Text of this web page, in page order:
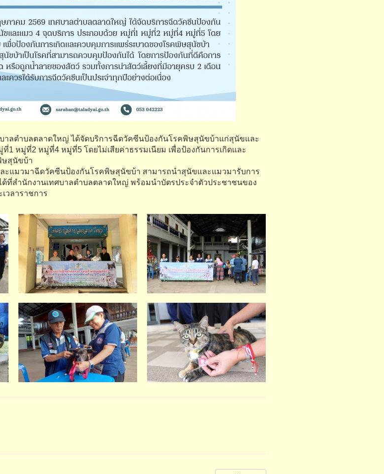
าลตำบลตลาดใหญ่ ได้จัดบริการฉีดวัคซีนป้องกันโรคพิษสุนัขบ้าแก่สุนัขและ
1 หมู่ที่2 หมู่ที่4 หมู่ที่5 โดยไม่เสียค่าธรรมเนียม เพื่อป้องกันการเกิดและ
ษสุนัขบ้า
ะแมวมาฉีดวัคซีนป้องกันโรคพิษสุนัขบ้า สามารถนำสุนัขและแมวมารับการ
ที่สำนักงานเทศบาลตำบลตลาดใหญ่ พร้อมนำบัตรประจำตัวประชาชนของ
วลาราชการ